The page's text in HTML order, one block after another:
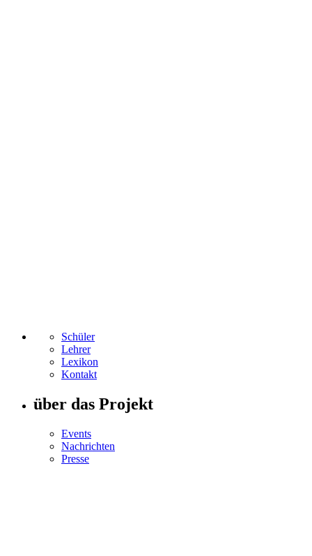
Schüler
Lehrer
Lexikon
Kontakt
über das Projekt
Events
Nachrichten
Presse